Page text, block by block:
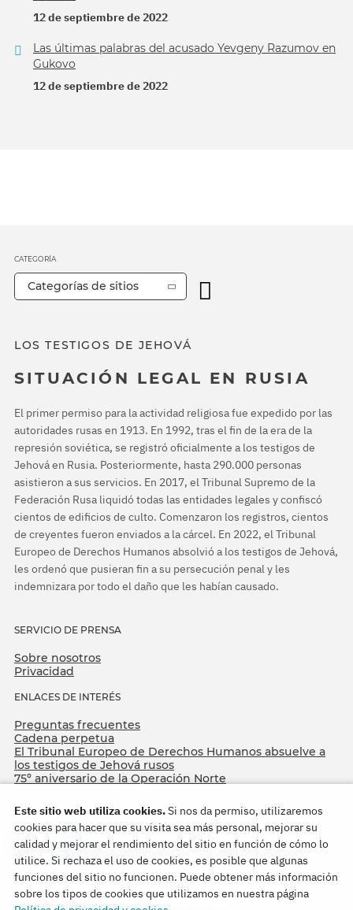
12 de septiembre de 2022
Las últimas palabras del acusado Yevgeny Razumov en
Gukovo
12 de septiembre de 2022
LOS TESTIGOS DE JEHOVÁ
SITUACIÓN LEGAL EN RUSIA
El primer permiso para la actividad religiosa fue expedido por las
autoridades rusas en 1913. En 1992, tras el fin de la era de la
represión soviética, se registró oficialmente a los testigos de
Jehová en Rusia. Posteriormente, hasta 290.000 personas
asistieron a sus servicios. En 2017, el Tribunal Supremo de la
Federación Rusa liquidó todas las entidades legales y confiscó
cientos de edificios de culto. Comenzaron los registros, cientos
de creyentes fueron enviados a la cárcel. En 2022, el Tribunal
Europeo de Derechos Humanos absolvió a los testigos de Jehová,
les ordenó que pusieran fin a su persecución penal y les
indemnizara por todo el daño que les habían causado.
SERVICIO DE PRENSA
Sobre nosotros
Privacidad
ENLACES DE INTERÉS
Preguntas frecuentes
Cadena perpetua
El Tribunal Europeo de Derechos Humanos absuelve a
los testigos de Jehová rusos
75º aniversario de la Operación Norte
CATEGORÍA
Categorías de sitios
Copyright © 2026
Este sitio web utiliza cookies.Si nos da permiso, utilizaremos
cookies para hacer que su visita sea más personal, mejorar su
calidad y mejorar el rendimiento del sitio en función de cómo lo
utilice. Si rechaza el uso de cookies, es posible que algunas
funciones del sitio no funcionen. Puede obtener más información
sobre los tipos de cookies que utilizamos en nuestra página